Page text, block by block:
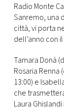
TV
DI
RMC
Radio Monte
Sanremo, una
città, vi porta
dell’anno con
Tamara Donà
Rosaria
13:00) e
che
Laura